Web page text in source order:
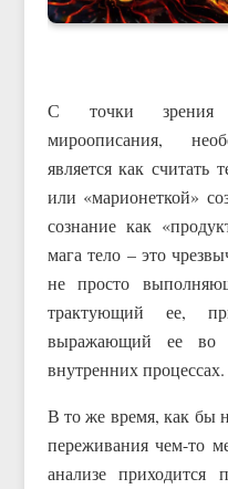
С точки зрения
мироописания,
является как считать
или «марионеткой»
сознание как
мага тело – это
не просто
трактующий ее,
выражающий ее во
внутренних процессах.
В то же время, как бы
переживания чем-то
анализе